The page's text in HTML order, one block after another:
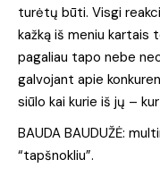
turėtų būti. Visgi
kažką iš meniu kartais
pagaliau tapo nebe
galvojant apie
siūlo kai kurie iš jų –
BAUDA BAUDUŽĖ:
“tapšnokliu”.